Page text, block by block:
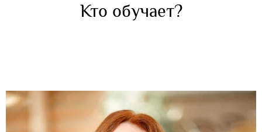
Кто обучает?